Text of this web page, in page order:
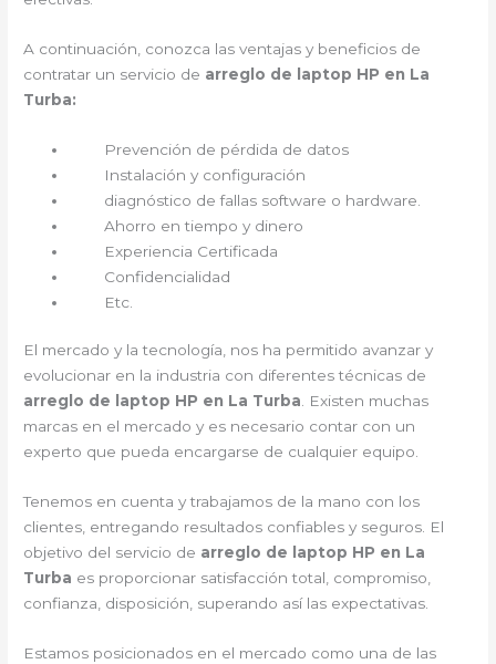
A continuación, conozca las ventajas y beneficios de
contratar un servicio de arreglo de laptop HP en La
Turba:
Prevención de pérdida de datos
Instalación y configuración
diagnóstico de fallas software o hardware.
Ahorro en tiempo y dinero
Experiencia Certificada
Confidencialidad
Etc.
El mercado y la tecnología, nos ha permitido avanzar y
evolucionar en la industria con diferentes técnicas de
arreglo de laptop HP en La Turba. Existen muchas
marcas en el mercado y es necesario contar con un
experto que pueda encargarse de cualquier equipo.
Tenemos en cuenta y trabajamos de la mano con los
clientes, entregando resultados confiables y seguros. El
objetivo del servicio de arreglo de laptop HP en La
Turba es proporcionar satisfacción total, compromiso,
confianza, disposición, superando así las expectativas.
Estamos posicionados en el mercado como una de las